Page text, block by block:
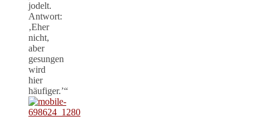
jodelt.
Antwort:
‚Eher
nicht,
aber
gesungen
wird
hier
häufiger.’“